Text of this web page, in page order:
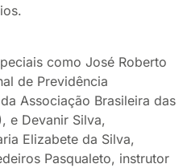
como José Roberto
de Previdência
Associação Brasileira das
e Devanir Silva,
Elizabete da Silva,
Pasqualeto, instrutor